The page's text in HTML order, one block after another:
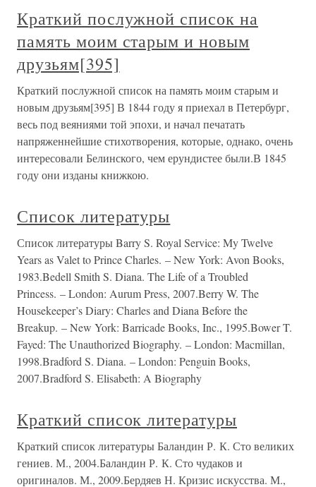
Краткий послужной список на
память моим старым и новым
друзьям[395]
Краткий послужной список на память моим старым и
новым друзьям[395] В 1844 году я приехал в Петербург,
весь под веяниями той эпохи, и начал печатать
напряженнейшие стихотворения, которые, однако, очень
интересовали Белинского, чем ерундистее были.В 1845
году они изданы книжкою.
Список литературы
Список литературы Barry S. Royal Service: My Twelve
Years as Valet to Prince Charles. – New York: Avon Books,
1983.Bedell Smith S. Diana. The Life of a Troubled
Princess. – London: Aurum Press, 2007.Berry W. The
Housekeeper’s Diary: Charles and Diana Before the
Breakup. – New York: Barricade Books, Inc., 1995.Bower T.
Fayed: The Unauthorized Biography. – London: Macmillan,
1998.Bradford S. Diana. – London: Penguin Books,
2007.Bradford S. Elisabeth: A Biography
Краткий список литературы
Краткий список литературы Баландин Р. К. Сто великих
гениев. М., 2004.Баландин Р. К. Сто чудаков и
оригиналов. М., 2009.Бердяев Н. Кризис искусства. М.,